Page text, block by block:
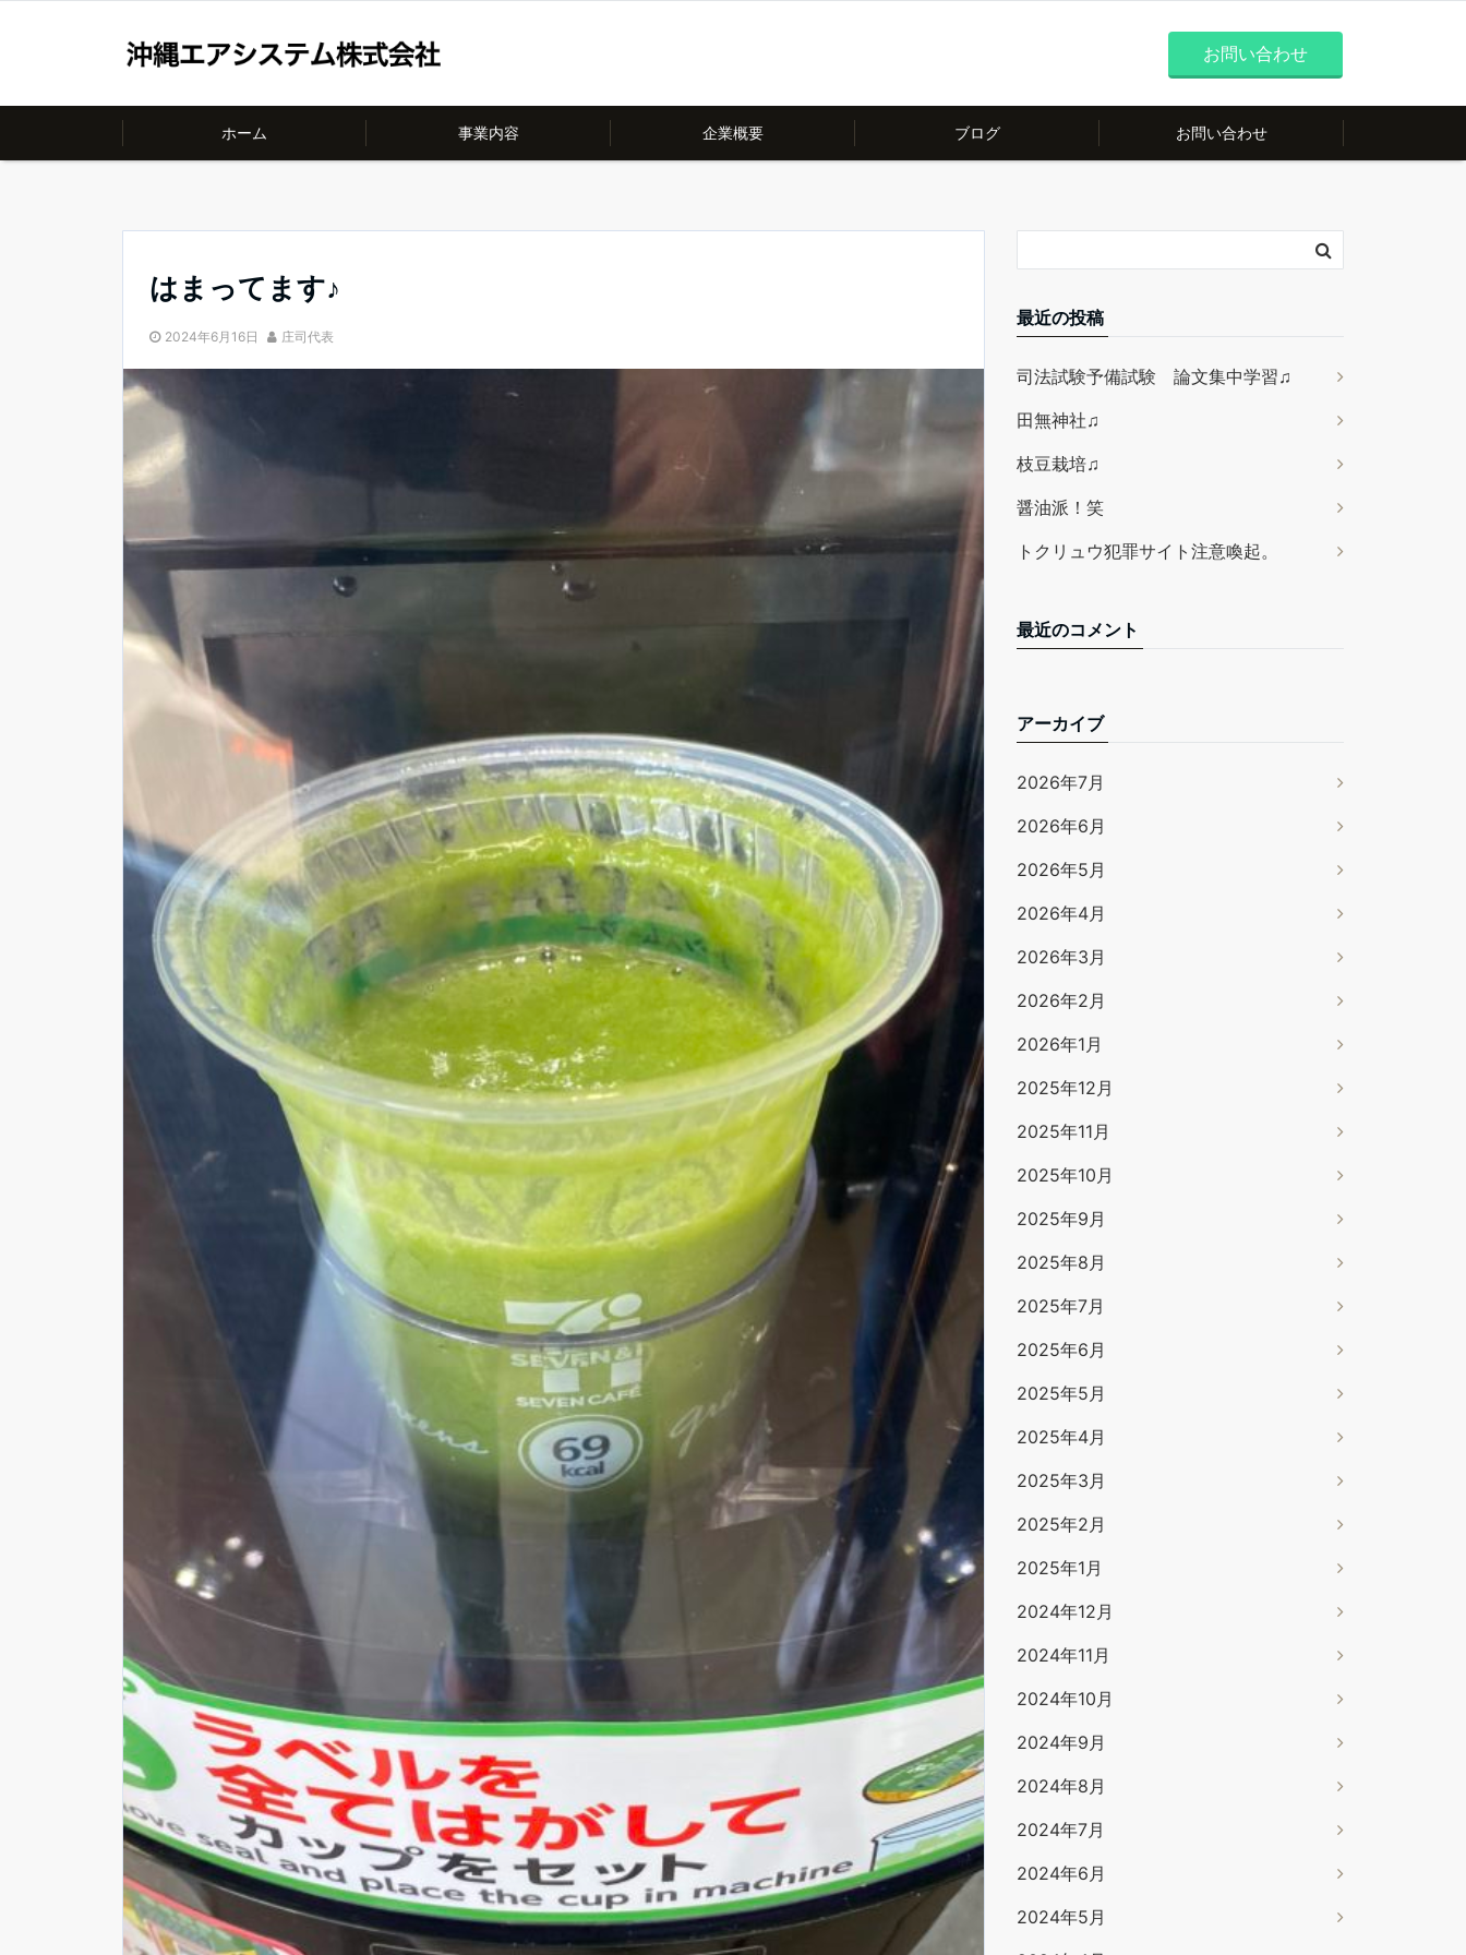
お問い合わせ
ホーム 事業内容 企業概要 ブログ お問い合わせ
はまってます♪
2024年6月16日 庄司代表
最近の投稿
司法試験予備試験 論文集中学習♫
田無神社♫
枝豆栽培♫
醤油派！笑
トクリュウ犯罪サイト注意喚起。
最近のコメント
アーカイブ
2026年7月
2026年6月
2026年5月
2026年4月
2026年3月
2026年2月
2026年1月
2025年12月
2025年11月
2025年10月
2025年9月
2025年8月
2025年7月
2025年6月
2025年5月
2025年4月
2025年3月
2025年2月
2025年1月
2024年12月
2024年11月
2024年10月
2024年9月
2024年8月
2024年7月
2024年6月
2024年5月